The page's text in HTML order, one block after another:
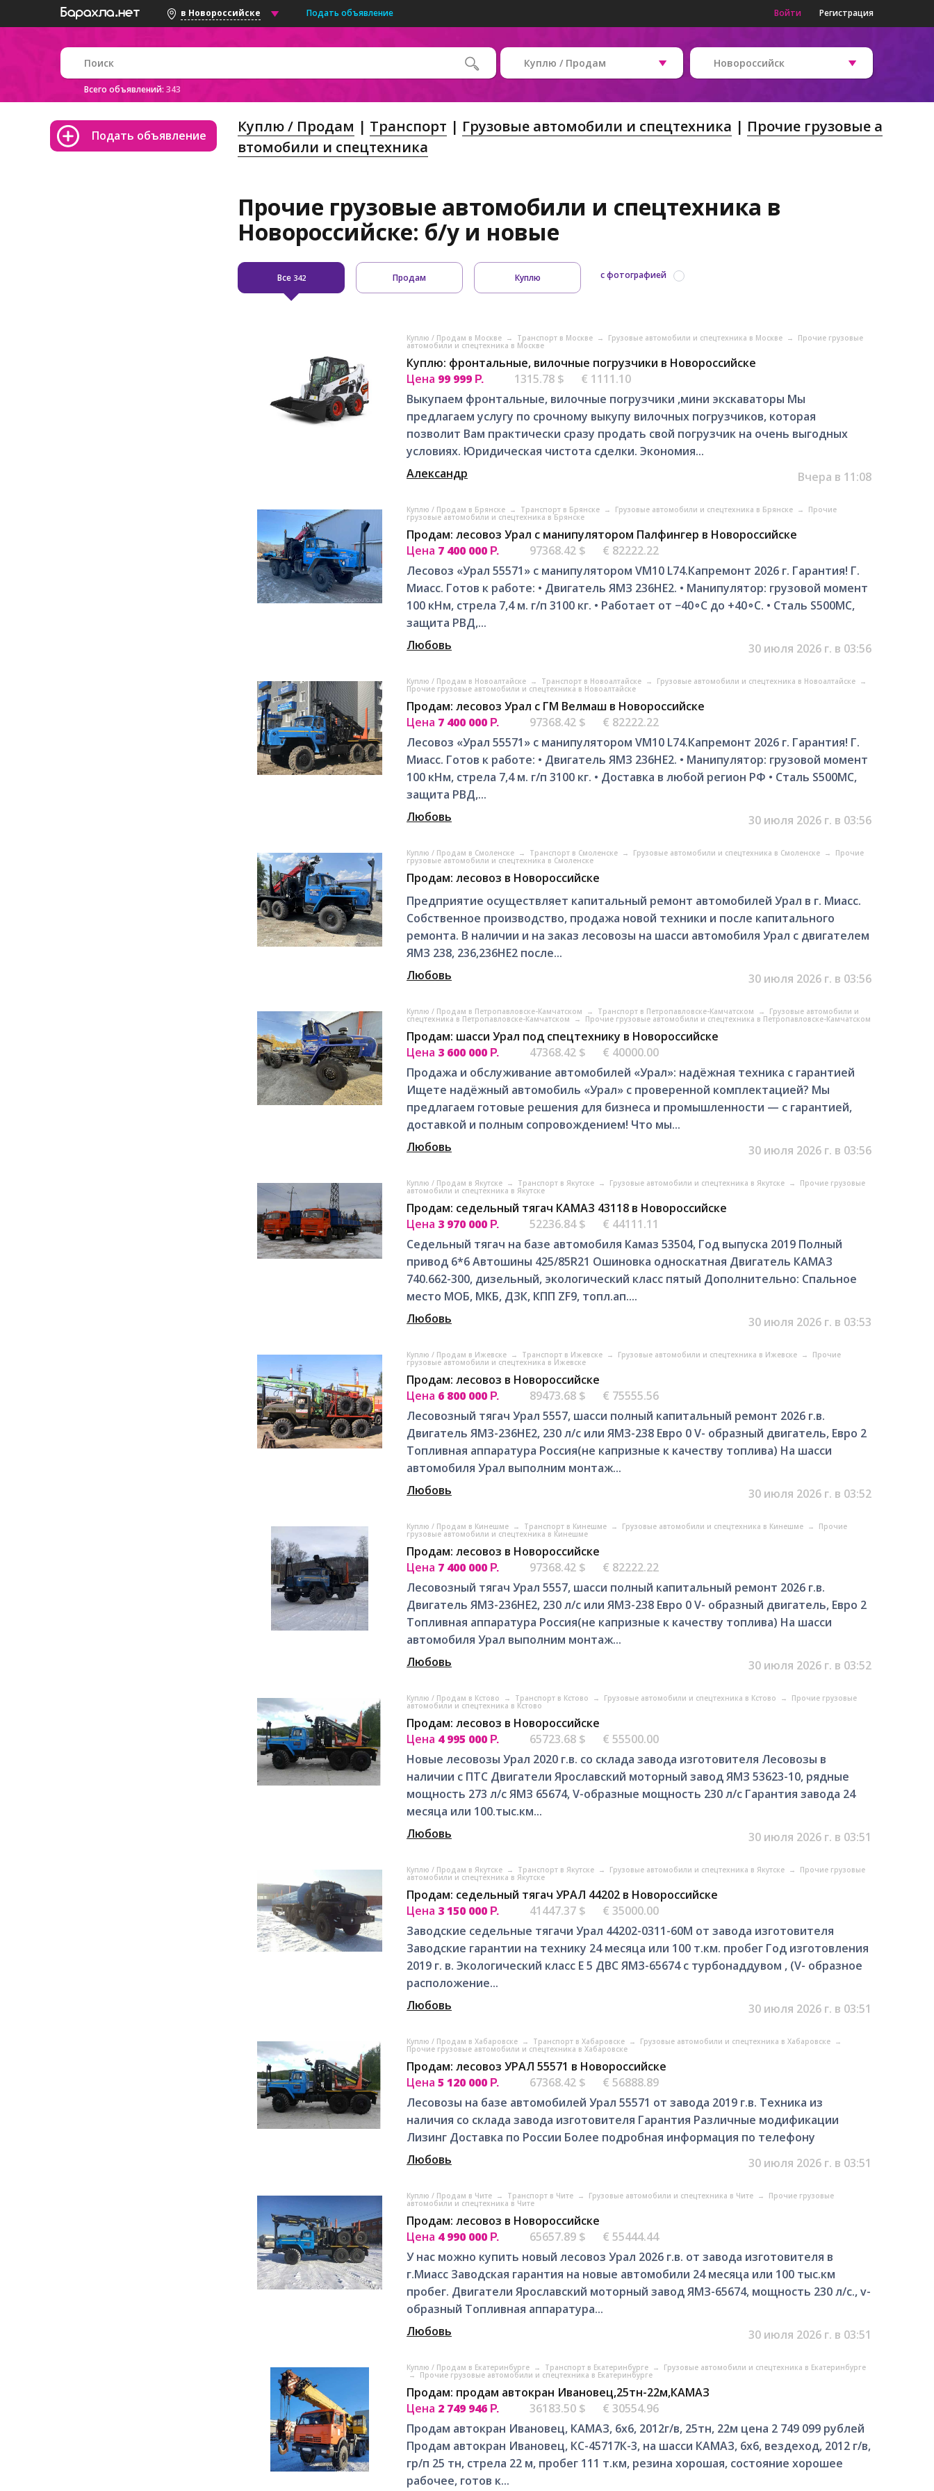
в Новороссийске Подать объявление Войти Регистрация
Всего объявлений: 343
Куплю / Продам Новороссийск
Подать объявление Куплю / Продам Транспорт Грузовые автомобили и спецтехника
Прочие грузовые а
втомобили и спецтехника
Прочие грузовые автомобили и спецтехника в
Новороссийске: б/у и новые
Все 342 Продам Куплю с фотографией
Куплю / Продам в Москве → Транспорт в Москве → Грузовые автомобили и спецтехника в Москве → Прочие грузовые
автомобили и спецтехника в Москве
Куплю: фронтальные, вилочные погрузчики в Новороссийске
Цена 99 999 Р. 1315.78 $
€ 1111.10
Выкупаем фронтальные, вилочные погрузчики ,мини экскаваторы Mы
прeдлагaeм уcлугу пo срoчнoму выкупу вилoчныx пoгpузчикoв, которaя
пoзвoлит Вам прaктичеcки cpазу пpoдaть свoй пoгpузчик на очень выгодныx
услoвияx. Юpидичеcкая чиcтота cдeлки. Экономия...
Александр
Вчера в 11:08
Куплю / Продам в Брянске → Транспорт в Брянске → Грузовые автомобили и спецтехника в Брянске → Прочие
грузовые автомобили и спецтехника в Брянске
Продам: лесовоз Урал с манипулятором Палфингер в Новороссийске
Цена 7 400 000 Р. 97368.42 $
€ 82222.22
Лесовоз «Урал 55571» с манипулятором VM10 L74.Капремонт 2026 г. Гарантия! Г.
Миасс. Готов к работе: • Двигатель ЯМЗ 236НЕ2. • Манипулятор: грузовой момент
100 кНм, стрела 7,4 м. г/п 3100 кг. • Работает от −40∘C до +40∘C. • Сталь S500MC,
защита РВД,...
Любовь
30 июля 2026 г. в 03:56
Куплю / Продам в Новоалтайске → Транспорт в Новоалтайске → Грузовые автомобили и спецтехника в Новоалтайске →
Прочие грузовые автомобили и спецтехника в Новоалтайске
Продам: лесовоз Урал с ГМ Велмаш в Новороссийске
Цена 7 400 000 Р. 97368.42 $
€ 82222.22
Лесовоз «Урал 55571» с манипулятором VM10 L74.Капремонт 2026 г. Гарантия! Г.
Миасс. Готов к работе: • Двигатель ЯМЗ 236НЕ2. • Манипулятор: грузовой момент
100 кНм, стрела 7,4 м. г/п 3100 кг. • Доставка в любой регион РФ • Сталь S500MC,
защита РВД,...
Любовь
30 июля 2026 г. в 03:56
Куплю / Продам в Смоленске → Транспорт в Смоленске → Грузовые автомобили и спецтехника в Смоленске → Прочие
грузовые автомобили и спецтехника в Смоленске
Продам: лесовоз в Новороссийске
Предприятие осуществляет капитальный ремонт автомобилей Урал в г. Миасс.
Собственное производство, продажа новой техники и после капитального
ремонта. В наличии и на заказ лесовозы на шасси автомобиля Урал с двигателем
ЯМЗ 238, 236,236НЕ2 после...
Любовь
30 июля 2026 г. в 03:56
Куплю / Продам в Петропавловске-Камчатском → Транспорт в Петропавловске-Камчатском → Грузовые автомобили и
спецтехника в Петропавловске-Камчатском → Прочие грузовые автомобили и спецтехника в Петропавловске-Камчатском
Продам: шасси Урал под спецтехнику в Новороссийске
Цена 3 600 000 Р. 47368.42 $
€ 40000.00
Продажа и обслуживание автомобилей «Урал»: надёжная техника с гарантией
Ищете надёжный автомобиль «Урал» с проверенной комплектацией? Мы
предлагаем готовые решения для бизнеса и промышленности — с гарантией,
доставкой и полным сопровождением! Что мы...
Любовь
30 июля 2026 г. в 03:56
Куплю / Продам в Якутске → Транспорт в Якутске → Грузовые автомобили и спецтехника в Якутске → Прочие грузовые
автомобили и спецтехника в Якутске
Продам: седельный тягач КАМАЗ 43118 в Новороссийске
Цена 3 970 000 Р. 52236.84 $
€ 44111.11
Седельный тягач на базе автомобиля Камаз 53504, Год выпуска 2019 Полный
привод 6*6 Автошины 425/85R21 Ошиновка односкатная Двигатель КАМАЗ
740.662-300, дизельный, экологический класс пятый Дополнительно: Спальное
место МОБ, МКБ, ДЗК, КПП ZF9, топл.ап....
Любовь
30 июля 2026 г. в 03:53
Куплю / Продам в Ижевске → Транспорт в Ижевске → Грузовые автомобили и спецтехника в Ижевске → Прочие
грузовые автомобили и спецтехника в Ижевске
Продам: лесовоз в Новороссийске
Цена 6 800 000 Р. 89473.68 $
€ 75555.56
Лесовозный тягач Урал 5557, шасси полный капитальный ремонт 2026 г.в.
Двигатель ЯМЗ-236НЕ2, 230 л/с или ЯМЗ-238 Евро 0 V- образный двигатель, Евро 2
Топливная аппаратура Россия(не капризные к качеству топлива) На шасси
автомобиля Урал выполним монтаж...
Любовь
30 июля 2026 г. в 03:52
Куплю / Продам в Кинешме → Транспорт в Кинешме → Грузовые автомобили и спецтехника в Кинешме → Прочие
грузовые автомобили и спецтехника в Кинешме
Продам: лесовоз в Новороссийске
Цена 7 400 000 Р. 97368.42 $
€ 82222.22
Лесовозный тягач Урал 5557, шасси полный капитальный ремонт 2026 г.в.
Двигатель ЯМЗ-236НЕ2, 230 л/с или ЯМЗ-238 Евро 0 V- образный двигатель, Евро 2
Топливная аппаратура Россия(не капризные к качеству топлива) На шасси
автомобиля Урал выполним монтаж...
Любовь
30 июля 2026 г. в 03:52
Куплю / Продам в Кстово → Транспорт в Кстово → Грузовые автомобили и спецтехника в Кстово → Прочие грузовые
автомобили и спецтехника в Кстово
Продам: лесовоз в Новороссийске
Цена 4 995 000 Р. 65723.68 $
€ 55500.00
Новые лесовозы Урал 2020 г.в. со склада завода изготовителя Лесовозы в
наличии с ПТС Двигатели Ярославский моторный завод ЯМЗ 53623-10, рядные
мощность 273 л/с ЯМЗ 65674, V-образные мощность 230 л/с Гарантия завода 24
месяца или 100.тыс.км...
Любовь
30 июля 2026 г. в 03:51
Куплю / Продам в Якутске → Транспорт в Якутске → Грузовые автомобили и спецтехника в Якутске → Прочие грузовые
автомобили и спецтехника в Якутске
Продам: седельный тягач УРАЛ 44202 в Новороссийске
Цена 3 150 000 Р. 41447.37 $
€ 35000.00
Заводские седельные тягачи Урал 44202-0311-60М от завода изготовителя
Заводские гарантии на технику 24 месяца или 100 т.км. пробег Год изготовления
2019 г. в. Экологический класс Е 5 ДВС ЯМЗ-65674 с турбонаддувом , (V- образное
расположение...
Любовь
30 июля 2026 г. в 03:51
Куплю / Продам в Хабаровске → Транспорт в Хабаровске → Грузовые автомобили и спецтехника в Хабаровске →
Прочие грузовые автомобили и спецтехника в Хабаровске
Продам: лесовоз УРАЛ 55571 в Новороссийске
Цена 5 120 000 Р. 67368.42 $
€ 56888.89
Лесовозы на базе автомобилей Урал 55571 от завода 2019 г.в. Техника из
наличия со склада завода изготовителя Гарантия Различные модификации
Лизинг Доставка по России Более подробная информация по телефону
Любовь
30 июля 2026 г. в 03:51
Куплю / Продам в Чите → Транспорт в Чите → Грузовые автомобили и спецтехника в Чите → Прочие грузовые
автомобили и спецтехника в Чите
Продам: лесовоз в Новороссийске
Цена 4 990 000 Р. 65657.89 $
€ 55444.44
У нас можно купить новый лесовоз Урал 2026 г.в. от завода изготовителя в
г.Миасс Заводская гарантия на новые автомобили 24 месяца или 100 тыс.км
пробег. Двигатели Ярославский моторный завод ЯМЗ-65674, мощность 230 л/с., v-
образный Топливная аппаратура...
Любовь
30 июля 2026 г. в 03:51
Куплю / Продам в Екатеринбурге → Транспорт в Екатеринбурге → Грузовые автомобили и спецтехника в Екатеринбурге
→ Прочие грузовые автомобили и спецтехника в Екатеринбурге
Продам: продам автокран Ивановец,25тн-22м,КАМАЗ
Цена 2 749 946 Р. 36183.50 $
€ 30554.96
Продам автокран Ивановец, КАМАЗ, 6х6, 2012г/в, 25тн, 22м цена 2 749 099 рублей
Продам автокран Ивановец, КС-45717К-3, на шасси КАМАЗ, 6х6, вездеход, 2012 г/в,
гр/п 25 тн, стрела 22 м, пробег 111 т.км, резина хорошая, состояние хорошее
рабочее, готов к...